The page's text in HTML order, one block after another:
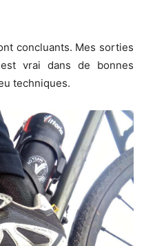
concluants. Mes sorties
vrai dans de bonnes
techniques.